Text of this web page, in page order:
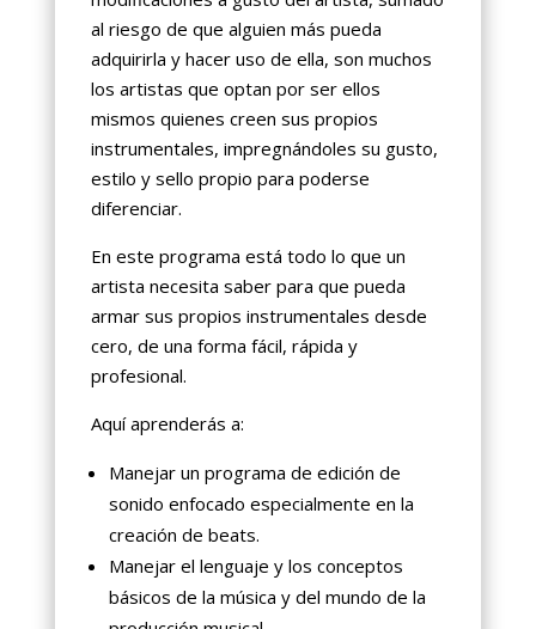
al riesgo de que alguien más pueda
adquirirla y hacer uso de ella, son muchos
los artistas que optan por ser ellos
mismos quienes creen sus propios
instrumentales, impregnándoles su gusto,
estilo y sello propio para poderse
diferenciar.
En este programa está todo lo que un
artista necesita saber para que pueda
armar sus propios instrumentales desde
cero, de una forma fácil, rápida y
profesional.
Aquí aprenderás a:
Manejar un programa de edición de
sonido enfocado especialmente en la
creación de beats.
Manejar el lenguaje y los conceptos
básicos de la música y del mundo de la